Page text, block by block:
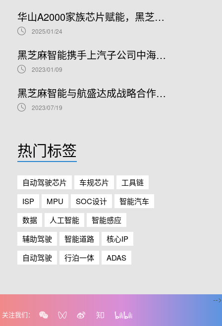
华山A2000家族芯片赋能，黑芝麻智能与美光科技合作拓展ADAS方案性能边界
2025/01/24
黑芝麻智能携手上汽子公司中海庭，拓展智能网联汽车生态朋友圈
2023/01/09
黑芝麻智能与航盛达成战略合作，共同打造基于A1000系列芯片的行泊一体自动驾驶域控平台
2023/07/19
热门标签
自动驾驶芯片 车规芯片
工具链
ISP
MPU SOC设计
智能汽车
数据
人工智能
智能感应
辅助驾驶
智能道路
核心IP
自动驾驶
行泊一体 ADAS
关注我们：
-->